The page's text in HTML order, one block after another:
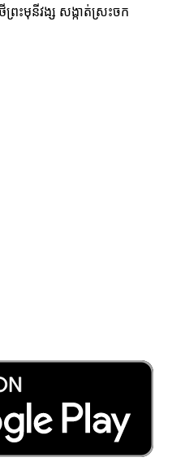
រះ​មុនីវង្ស សង្កាត់ស្រះចក​